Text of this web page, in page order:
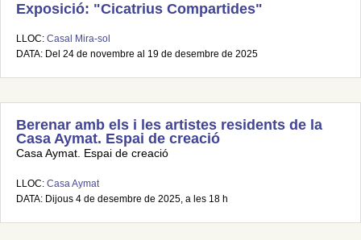
Exposició: "Cicatrius Compartides"
LLOC: Casal Mira-sol
DATA: Del 24 de novembre al 19 de desembre de 2025
Berenar amb els i les artistes residents de la
Casa Aymat. Espai de creació
Casa Aymat. Espai de creació
LLOC: Casa Aymat
DATA: Dijous 4 de desembre de 2025, a les 18 h